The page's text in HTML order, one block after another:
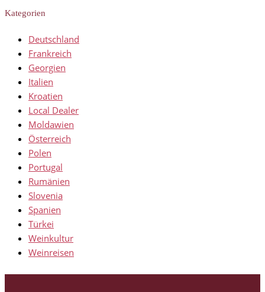
Kategorien
Deutschland
Frankreich
Georgien
Italien
Kroatien
Local Dealer
Moldawien
Österreich
Polen
Portugal
Rumänien
Slovenia
Spanien
Türkei
Weinkultur
Weinreisen